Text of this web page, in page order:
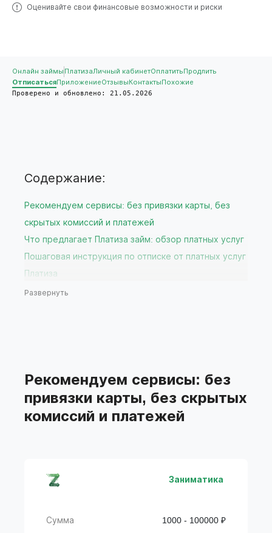
Оценивайте свои финансовые возможности и риски
Онлайн займы ПлатизаЛичный кабинетОплатитьПродлить
ОтписатьсяПриложениеОтзывыКонтактыПохожие
Проверено и обновлено: 21.05.2026
Содержание:
Рекомендуем сервисы: без привязки карты, без
скрытых комиссий и платежей
Что предлагает Платиза займ: обзор платных услуг
Пошаговая инструкция по отписке от платных услуг
Платиза
Через личный кабинет на сайте
подбора займов
Развернуть
Рекомендуем сервисы: без
привязки карты, без скрытых
комиссий и платежей
Заниматика
Сумма 1000 - 100000 ₽